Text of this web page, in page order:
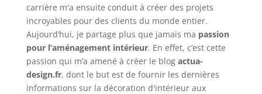
carrière m'a ensuite conduit à créer des projets
incroyables pour des clients du monde entier.
Aujourd’hui, je partage plus que jamais ma passion
pour l’aménagement intérieur. En effet, c’est cette
passion qui m’a amené à créer le blog actua-
design.fr, dont le but est de fournir les dernières
informations sur la décoration d'intérieur aux